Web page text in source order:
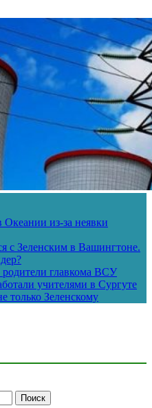
Океании из-за неявки
с Зеленским в Вашингтоне.
родители главкома ВСУ
учителями в Сургуте
только Зеленскому